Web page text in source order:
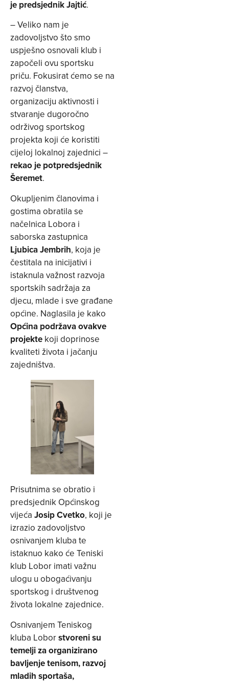
je predsjednik Jajtić.
– Veliko nam je
zadovoljstvo što smo
uspješno osnovali klub i
započeli ovu sportsku
priču. Fokusirat ćemo se na
razvoj članstva,
organizaciju aktivnosti i
stvaranje dugoročno
održivog sportskog
projekta koji će koristiti
cijeloj lokalnoj zajednici –
rekao je potpredsjednik
Šeremet.
Okupljenim članovima i
gostima obratila se
načelnica Lobora i
saborska zastupnica
Ljubica Jembrih, koja je
čestitala na inicijativi i
istaknula važnost razvoja
sportskih sadržaja za
djecu, mlade i sve građane
općine. Naglasila je kako
Općina podržava ovakve
projekte koji doprinose
kvaliteti života i jačanju
zajedništva.
Prisutnima se obratio i
predsjednik Općinskog
vijeća Josip Cvetko, koji je
izrazio zadovoljstvo
osnivanjem kluba te
istaknuo kako će Teniski
klub Lobor imati važnu
ulogu u obogaćivanju
sportskog i društvenog
života lokalne zajednice.
Osnivanjem Teniskog
kluba Loborstvoreni su
temelji za organizirano
bavljenje tenisom, razvoj
mladih sportaša,